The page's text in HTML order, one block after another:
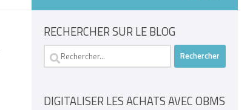
RECHERCHER SUR LE BLOG
Rechercher :
DIGITALISER LES ACHATS AVEC OBMS